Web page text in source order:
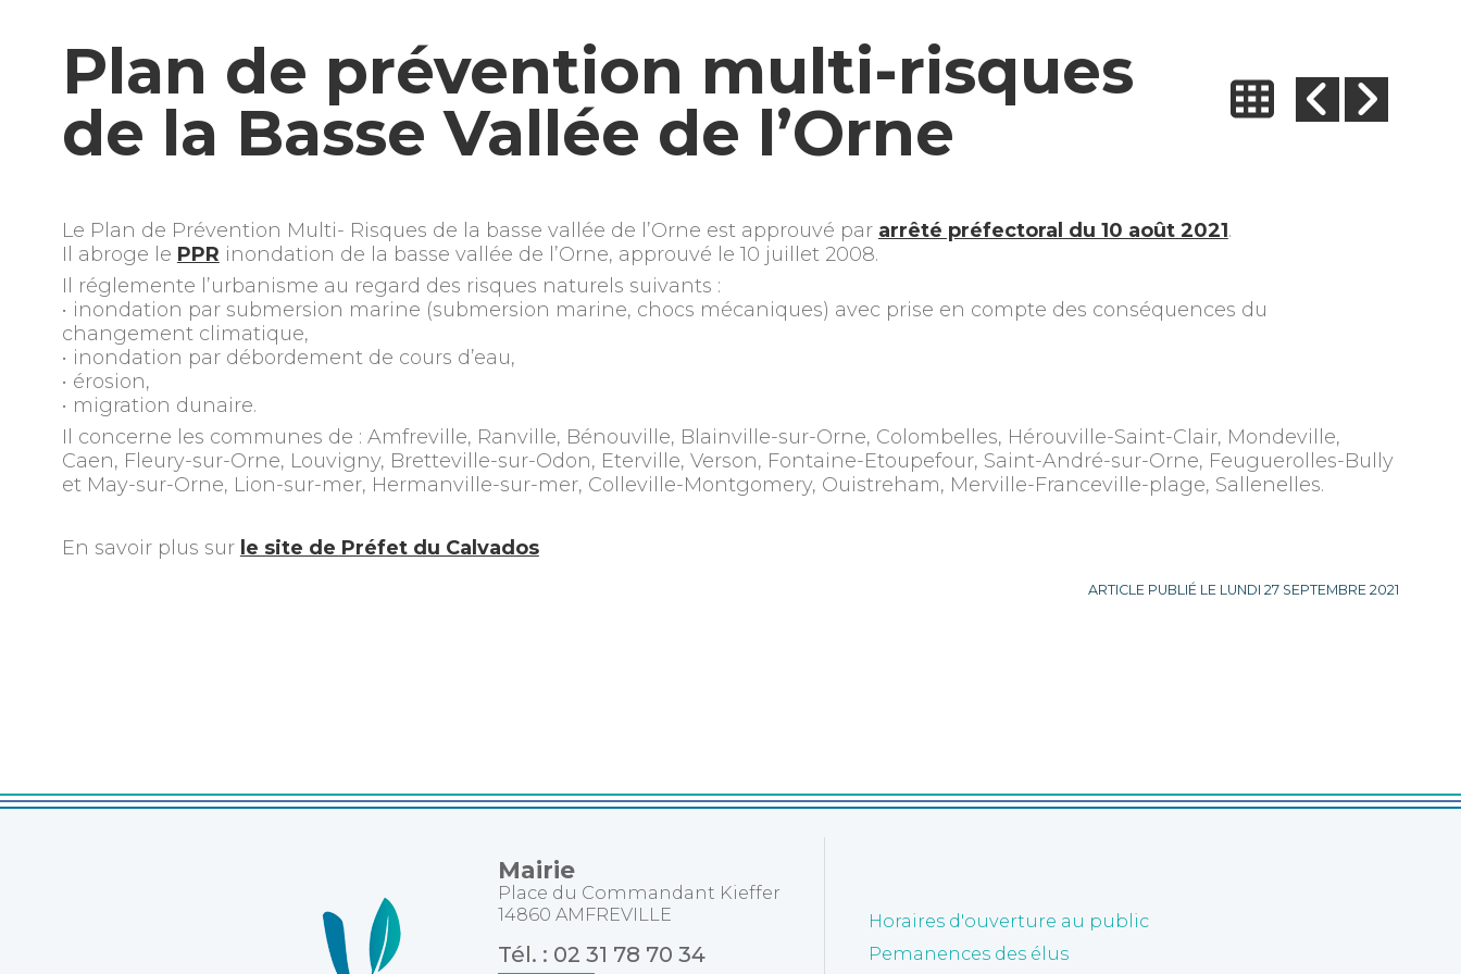
Plan de prévention multi-risques
de la Basse Vallée de l’Orne
Le Plan de Prévention Multi- Risques de la basse vallée de l’Orne est approuvé par arrêté préfectoral du 10 août 2021.
Il abroge le PPR inondation de la basse vallée de l’Orne, approuvé le 10 juillet 2008.
Il réglemente l’urbanisme au regard des risques naturels suivants :
• inondation par submersion marine (submersion marine, chocs mécaniques) avec prise en compte des conséquences du
changement climatique,
• inondation par débordement de cours d’eau,
• érosion,
• migration dunaire.
Il concerne les communes de : Amfreville, Ranville, Bénouville, Blainville-sur-Orne, Colombelles, Hérouville-Saint-Clair, Mondeville,
Caen, Fleury-sur-Orne, Louvigny, Bretteville-sur-Odon, Eterville, Verson, Fontaine-Etoupefour, Saint-André-sur-Orne, Feuguerolles-Bully
et May-sur-Orne, Lion-sur-mer, Hermanville-sur-mer, Colleville-Montgomery, Ouistreham, Merville-Franceville-plage, Sallenelles.
En savoir plus sur le site de Préfet du Calvados
ARTICLE PUBLIÉ LE LUNDI 27 SEPTEMBRE 2021
Mairie
Place du Commandant Kieffer
14860 AMFREVILLE
Tél. : 02 31 78 70 34
Horaires d'ouverture au public
Pemanences des élus